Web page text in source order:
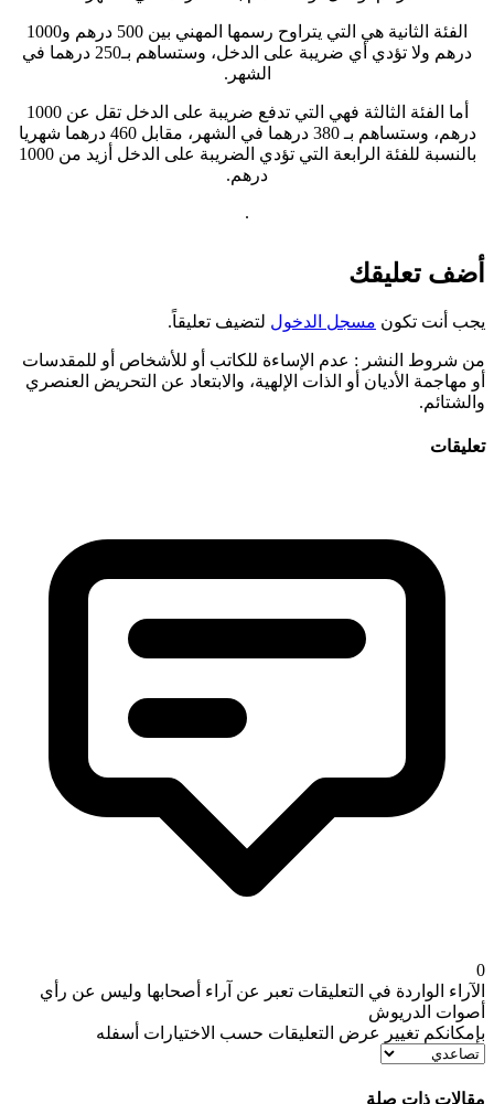
الفئة الثانية هي التي يتراوح رسمها المهني بين 500 درهم و1000
درهم ولا تؤدي أي ضريبة على الدخل، وستساهم بـ250 درهما في
الشهر.
أما الفئة الثالثة فهي التي تدفع ضريبة على الدخل تقل عن 1000
درهم، وستساهم بـ 380 درهما في الشهر، مقابل 460 درهما شهريا
بالنسبة للفئة الرابعة التي تؤدي الضريبة على الدخل أزيد من 1000
درهم.
تعليقك
أنت تكونمسجل الدخوللتضيف تعليقاً.
شروط النشر: عدم الإساءة للكاتب أو للأشخاص أو للمقدسات
مهاجمة الأديان أو الذات الإلهية، والابتعاد عن التحريض العنصري
الواردة في التعليقات تعبر عن آراء أصحابها وليس عن رأي
الدريوش
تغيير عرض التعليقات حسب الاختيارات أسفله
ذات صلة